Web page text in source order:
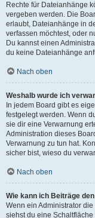
Rechte für Dateianhänge
vergeben werden. Die
erlaubt, Dateianhänge in
verfassen möchtest, oder
Du kannst einen
du keine Dateianhänge
Nach oben
Weshalb wurde ich
In jedem Board gibt es
festgelegt werden. Wenn
sie dir eine Verwarnung
Administration dieses
Verwarnung zu tun hat.
sicher bist, wieso du
Nach oben
Wie kann ich Beiträge
Wenn ein Administrator
siehst du eine